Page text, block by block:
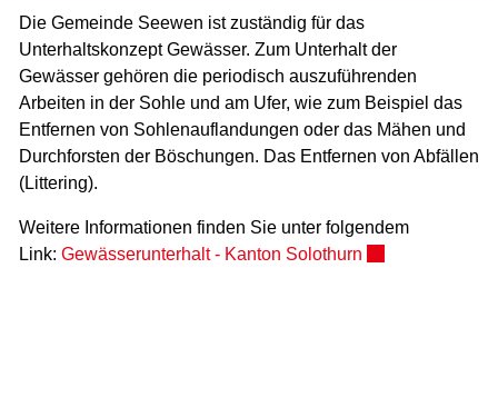
Die Gemeinde Seewen ist zuständig für das
Unterhaltskonzept Gewässer. Zum Unterhalt der
Gewässer gehören die periodisch auszuführenden
Arbeiten in der Sohle und am Ufer, wie zum Beispiel das
Entfernen von Sohlenauflandungen oder das Mähen und
Durchforsten der Böschungen. Das Entfernen von Abfällen
(Littering).
Weitere Informationen finden Sie unter folgendem
Link: Gewässerunterhalt - Kanton Solothurn